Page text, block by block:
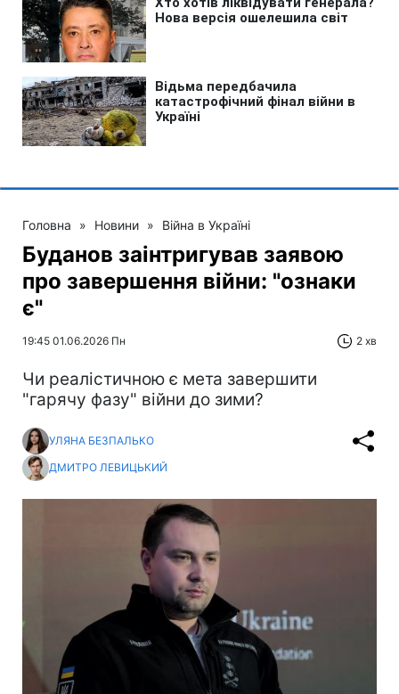
Головна » Новини » Війна в Україні
Буданов заінтригував заявою
про завершення війни: "ознаки
є"
19:45 01.06.2026 Пн 2 хв
Чи реалістичною є мета завершити
"гарячу фазу" війни до зими?
УЛЯНА БЕЗПАЛЬКО
ДМИТРО ЛЕВИЦЬКИЙ